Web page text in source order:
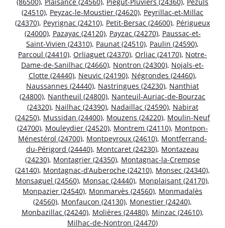
(24510), Peyzac-le-Moustier (24620), Peyrillac-et-Millac
(24370), Peyrignac (24210), Petit-Bersac (24600), Périgueux
(24000), Pazayac (24120), Payzac (24270), Paussac-et-
Saint-Vivien (24310), Paunat (24510), Paulin (24590),
Parcoul (24410), Orliaguet (24370), Orliac (24170), Notre-
Dame-de-Sanilhac (24660), Nontron (24300), Nojals-et-
Clotte (24440), Neuvic (24190), Négrondes (24460),
Naussannes (24440), Nastringues (24230), Nanthiat
(24800), Nantheuil (24800), Nanteuil-Auriac-de-Bourzac
(24320), Nailhac (24390), Nadaillac (24590), Nabirat
(24250), Mussidan (24400), Mouzens (24220), Moulin-Neuf
(24700), Mouleydier (24520), Montrem (24110), Montpon-
Ménestérol (24700), Montpeyroux (24610), Montferrand-
du-Périgord (24440), Montcaret (24230), Montazeau
(24230), Montagrier (24350), Montagnac-la-Crempse
(24140), Montagnac-d’Auberoche (24210), Monsec (24340),
Monsaguel (24560), Monsac (24440), Monplaisant (24170),
Monpazier (24540), Monmarvès (24560), Monmadalès
(24560), Monfaucon (24130), Monestier (24240),
Monbazillac (24240), Molières (24480), Minzac (24610),
Milhac-de-Nontron (24470)